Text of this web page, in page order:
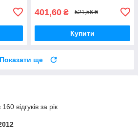
401,60 ₴ 521,56 ₴
Купити
Показати ще
відгуків за рік